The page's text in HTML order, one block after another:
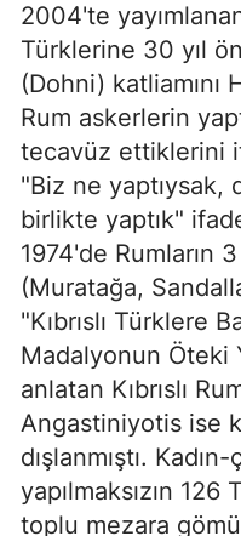
2004'te
Türklerine 30 yıl
(Dohni)
Rum askerlerin
tecavüz ettiklerini
"Biz ne yaptıysak,
birlikte yaptık"
1974'de Rumların
(Muratağa,
"Kıbrıslı Türklere
Madalyonun Öteki
anlatan Kıbrıslı
Angastiniyotis ise
dışlanmıştı.
yapılmaksızın
toplu mezara